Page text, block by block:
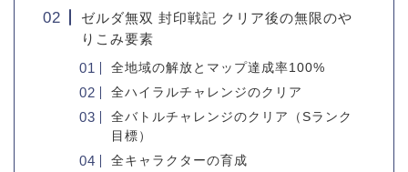
ゼルダ無双 封印戦記 クリア後の無限のや
りこみ要素
全地域の解放とマップ達成率100%
全ハイラルチャレンジのクリア
全バトルチャレンジのクリア（Sランク
目標）
全キャラクターの育成